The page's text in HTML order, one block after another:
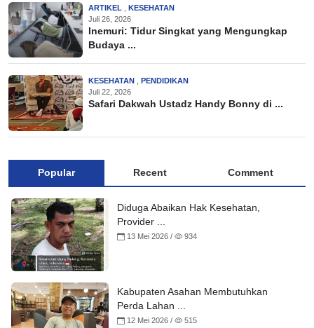
ARTIKEL
KESEHATAN
Juli 26, 2026
Inemuri: Tidur Singkat yang Mengungkap
Budaya ...
KESEHATAN
PENDIDIKAN
Juli 22, 2026
Safari Dakwah Ustadz Handy Bonny di ...
Popular Recent Comment
Diduga Abaikan Hak Kesehatan,
Provider ...
13 Mei 2026 / 934
Kabupaten Asahan Membutuhkan
Perda Lahan ...
12 Mei 2026 / 515